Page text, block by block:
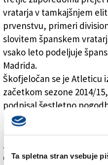
Ta spletna stran vsebuje
vratarja v tamkajšnjem
prvenstvu, primeri
slovitem španskem
vsako leto podeljuje
Madrida.
Škofjeločan se je Atleticu
začetkom sezone 2014/
podpisal šestletno
postal peti najdražji
najdražji Slovenec vseh
zgodovini španske primere.
Oblak je prvo lovoriko